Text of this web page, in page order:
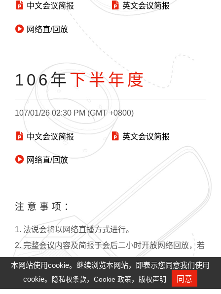
中文会议简报 英文会议简报
网络直/回放
106年 下半年度
107/01/26 02:30 PM (GMT +0800)
中文会议简报 英文会议简报
网络直/回放
注意事项：
1. 法说会将以网络直播方式进行。
2. 完整会议内容及简报于会后二小时开放网络回放，若
无法观赏网络直播，请检查防火墙设定。
3. Win8之前IE版本需安装Adobe player：
人才招募
本网站使用cookie。继续浏览本网站，即表示您同意我们使用
cookie。
隐私权条款，Cookie 政策， 版权声明 同意